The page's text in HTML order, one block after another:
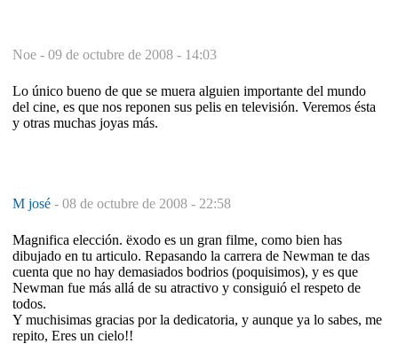
Noe - 09 de octubre de 2008 - 14:03
Lo único bueno de que se muera alguien importante del mundo
del cine, es que nos reponen sus pelis en televisión. Veremos ésta
y otras muchas joyas más.
M josé - 08 de octubre de 2008 - 22:58
Magnifica elección. ëxodo es un gran filme, como bien has
dibujado en tu articulo. Repasando la carrera de Newman te das
cuenta que no hay demasiados bodrios (poquisimos), y es que
Newman fue más allá de su atractivo y consiguió el respeto de
todos.
Y muchisimas gracias por la dedicatoria, y aunque ya lo sabes, me
repito, Eres un cielo!!